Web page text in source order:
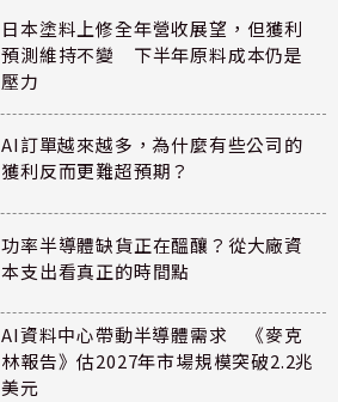
日本塗料上修全年營收展望，但獲利
預測維持不變 下半年原料成本仍是
壓力
AI訂單越來越多，為什麼有些公司的
獲利反而更難超預期？
功率半導體缺貨正在醞釀？從大廠資
本支出看真正的時間點
AI資料中心帶動半導體需求 《麥克
林報告》估2027年市場規模突破2.2兆
美元